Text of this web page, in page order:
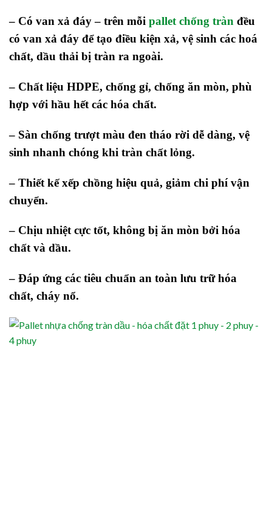
– Có van xả đáy – trên mỗi pallet chống tràn đều
có van xả đáy để tạo điều kiện xả, vệ sinh các hoá
chất, dầu thải bị tràn ra ngoài.
– Chất liệu HDPE, chống gỉ, chống ăn mòn, phù
hợp với hầu hết các hóa chất.
– Sàn chống trượt màu đen tháo rời dễ dàng, vệ
sinh nhanh chóng khi tràn chất lỏng.
– Thiết kế xếp chồng hiệu quả, giảm chi phí vận
chuyển.
– Chịu nhiệt cực tốt, không bị ăn mòn bởi hóa
chất và dầu.
– Đáp ứng các tiêu chuẩn an toàn lưu trữ hóa
chất, cháy nổ.